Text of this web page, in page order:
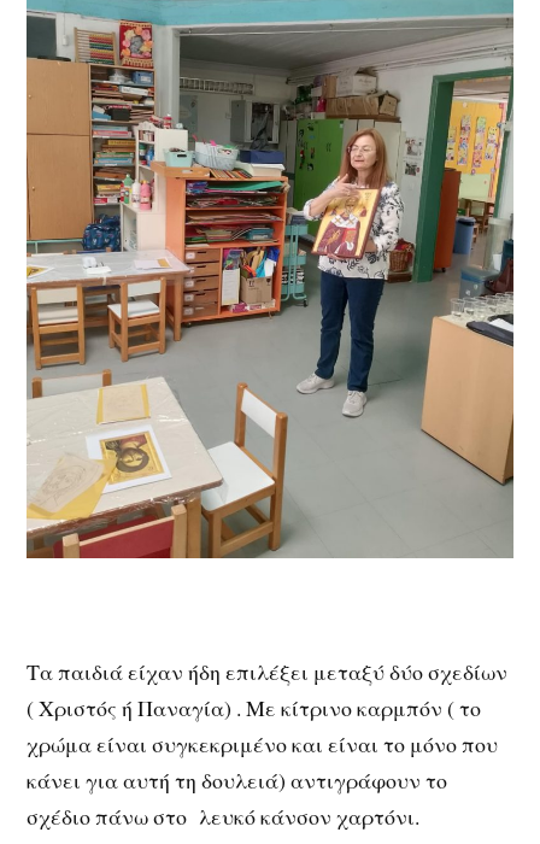
Τα παιδιά είχαν ήδη επιλέξει μεταξύ δύο σχεδίων
( Χριστός ή Παναγία) . Με κίτρινο καρμπόν ( το
χρώμα είναι συγκεκριμένο και είναι το μόνο που
κάνει για αυτή τη δουλειά) αντιγράφουν το
σχέδιο πάνω στο λευκό κάνσον χαρτόνι.